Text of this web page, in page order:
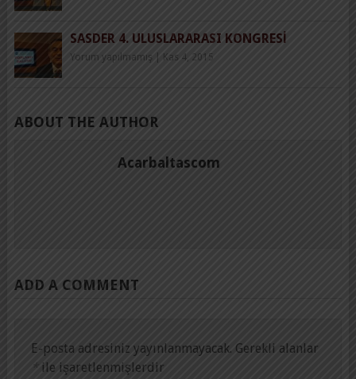
SASDER 4. ULUSLARARASI KONGRESI
Yorum yapılmamış Kas 4, 2015
ABOUT THE AUTHOR
Acarbaltascom
ADD A COMMENT
E-posta adresiniz yayınlanmayacak. Gerekli alanlar
* ile işaretlenmişlerdir